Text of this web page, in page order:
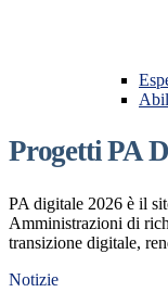
Progetti PA
PA digitale 2026 è il
Amministrazioni di
transizione digitale,
Notizie